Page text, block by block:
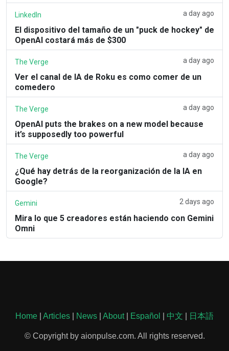
LinkedIn a day ago
El dispositivo del tamaño de un "puck de hockey" de
OpenAI costará más de $300
The Verge a day ago
Ver el canal de IA de Roku es como comer de un
comedero
The Verge a day ago
OpenAI puts the brakes on a new model because
it’s supposedly too powerful
The Verge a day ago
¿Qué hay detrás de la reorganización de la IA en
Google?
Gemini 2 days ago
Mira lo que 5 creadores están haciendo con Gemini
Omni
Home Articles News About| Español 中文 日本語
© Copyright by aionpulse.com. All rights reserved.